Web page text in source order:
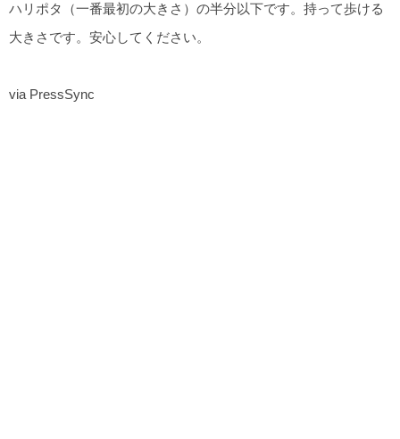
ハリポタ（一番最初の大きさ）の半分以下です。持って歩ける
大きさです。安心してください。
via PressSync